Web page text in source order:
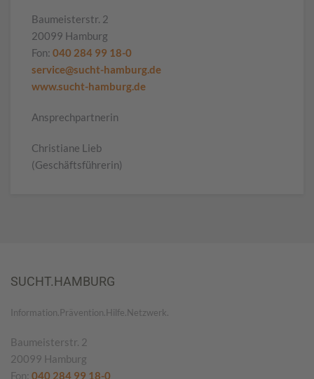
Baumeisterstr. 2
20099 Hamburg
Fon: 040 284 99 18-0
service@sucht-hamburg.de
www.sucht-hamburg.de
Ansprechpartnerin
Christiane Lieb
(Geschäftsführerin)
SUCHT.HAMBURG
Information.Prävention.Hilfe.Netzwerk.
Baumeisterstr. 2
20099 Hamburg
Fon: 040 284 99 18-0